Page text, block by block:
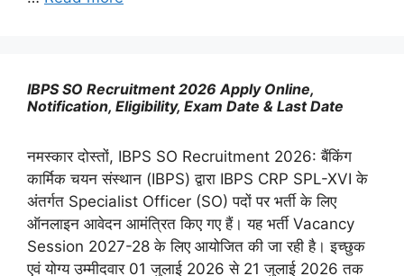
IBPS SO Recruitment 2026 Apply Online,
Notification, Eligibility, Exam Date & Last Date
नमस्कार दोस्तों, IBPS SO Recruitment 2026: बैंकिंग
कार्मिक चयन संस्थान (IBPS) द्वारा IBPS CRP SPL-XVI के
अंतर्गत Specialist Officer (SO) पदों पर भर्ती के लिए
ऑनलाइन आवेदन आमंत्रित किए गए हैं। यह भर्ती Vacancy
Session 2027-28 के लिए आयोजित की जा रही है। इच्छुक
एवं योग्य उम्मीदवार 01 जुलाई 2026 से 21 जुलाई 2026 तक